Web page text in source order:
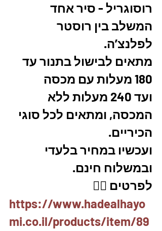
רוסוגריל - סיר אחד
המשלב בין רוסטר
לפלנצ’ה.
מתאים לבישול בתנור עד
180 מעלות עם מכסה
ועד 240 מעלות ללא
המכסה, ומתאים לכל סוגי
הכיריים.
ועכשיו במחיר בלעדי
ובמשלוח חינם.
לפרטים 👇🏼
https://www.hadealhayo
mi.co.il/products/item/89